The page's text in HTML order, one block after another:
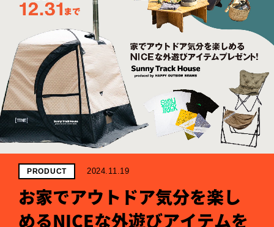
LL
HOUSE
LINE-
PROJECT
WHAT’S
LIFE
LABEL
ライフレー
つ
いて
PRODUCT 2024.11.19
お家でアウトドア気分を楽し
めるNICEな外遊びアイテムを